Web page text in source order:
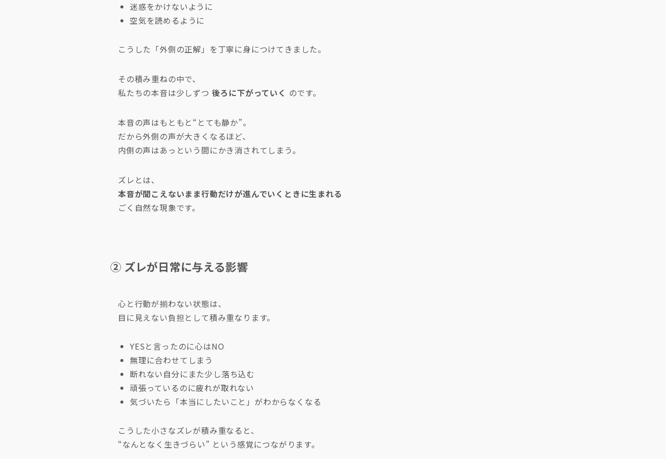
迷惑をかけないように
空気を読めるように
こうした「外側の正解」を丁寧に身につけてきました。
その積み重ねの中で、
私たちの本音は少しずつ 後ろに下がっていく のです。
本音の声はもともと“とても静か”。
だから外側の声が大きくなるほど、
内側の声はあっという間にかき消されてしまう。
ズレとは、
本音が聞こえないまま行動だけが進んでいくときに生まれる
ごく自然な現象です。
② ズレが日常に与える影響
心と行動が揃わない状態は、
目に見えない負担として積み重なります。
YESと言ったのに心はNO
無理に合わせてしまう
断れない自分にまた少し落ち込む
頑張っているのに疲れが取れない
気づいたら「本当にしたいこと」がわからなくなる
こうした小さなズレが積み重なると、
“なんとなく生きづらい” という感覚につながります。